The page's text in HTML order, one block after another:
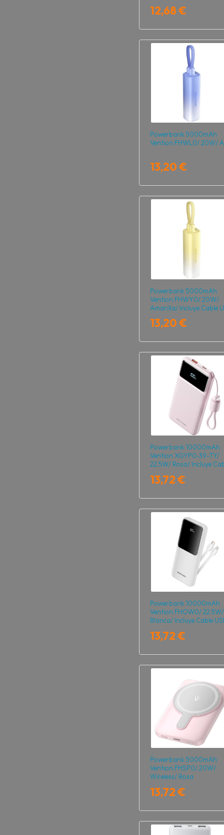
12,68 €
Powerbank 5000mAh
Vention FHWL0/ 20W/
13,20 €
Powerbank 5000mAh
Vention FHWY0/ 20W/
Amarilla/ Incluye Cable
13,20 €
Powerbank 10000mAh
Vention XGYP0-39-TY/
22.5W/ Rosa/ Incluye
13,72 €
Powerbank 10000mAh
Vention FHOW0/ 22.5W/
Blanca/ Incluye Cable
13,72 €
Powerbank 5000mAh
Vention FHSP0/ 20W/
Wireless/ Rosa
13,72 €